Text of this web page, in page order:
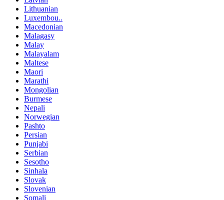
Lithuanian
Luxembou..
Macedonian
Malagasy
Malay
Malayalam
Maltese
Maori
Marathi
Mongolian
Burmese
Nepali
Norwegian
Pashto
Persian
Punjabi
Serbian
Sesotho
Sinhala
Slovak
Slovenian
Somali